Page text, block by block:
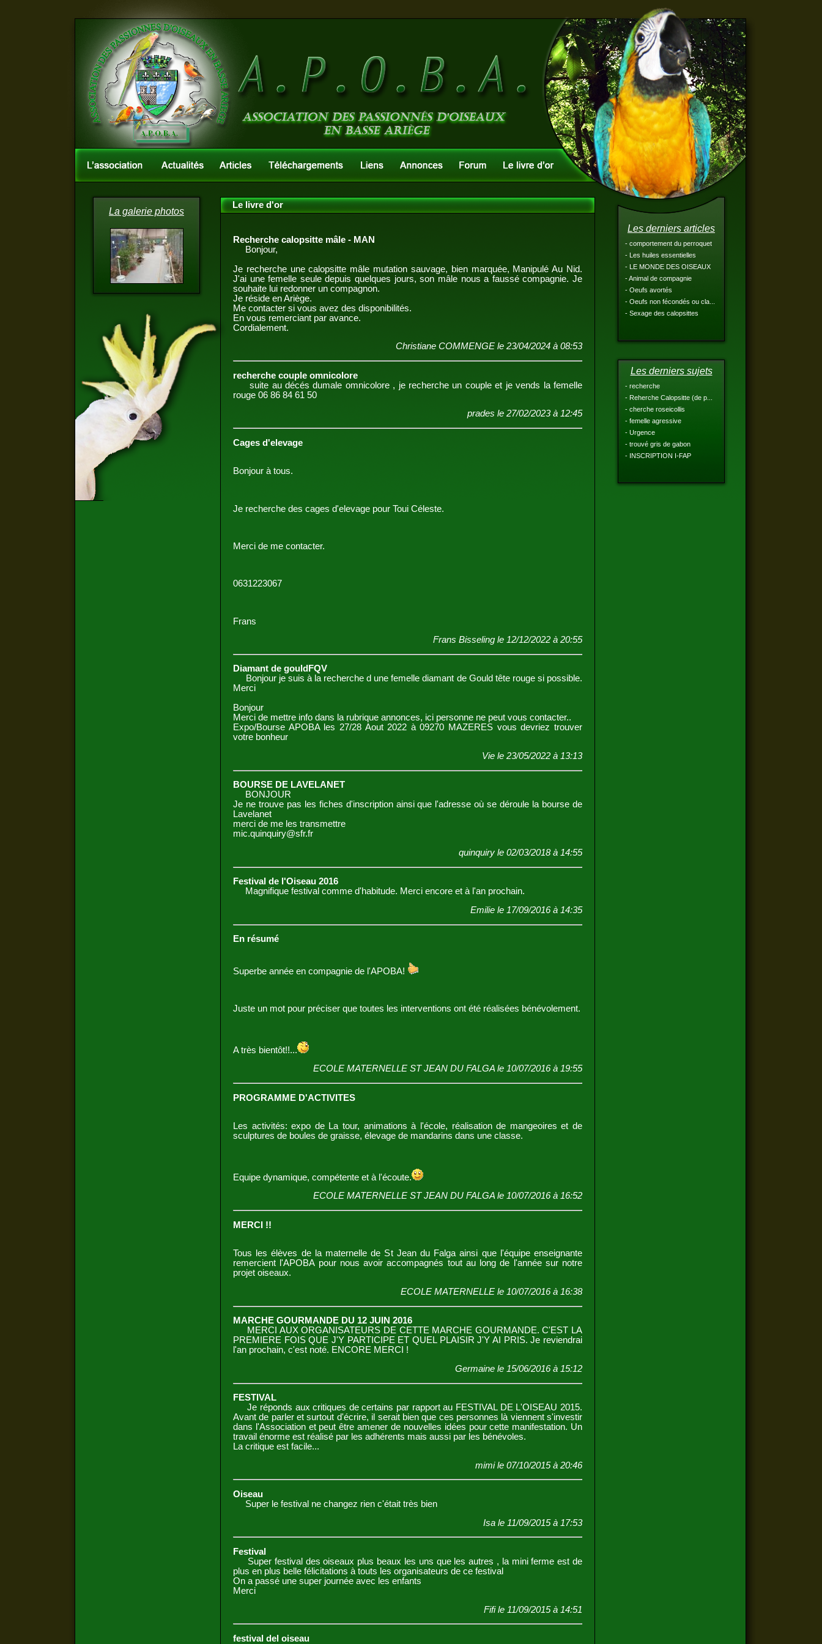
La galerie photos
Le livre d'or
Recherche calopsitte mâle - MAN
Bonjour,
Je recherche une calopsitte mâle mutation sauvage, bien marquée, Manipulé Au Nid.
J'ai une femelle seule depuis quelques jours, son mâle nous a faussé compagnie. Je
souhaite lui redonner un compagnon.
Je réside en Ariège.
Me contacter si vous avez des disponibilités.
En vous remerciant par avance.
Cordialement.
Christiane COMMENGE le 23/04/2024 à 08:53
recherche couple omnicolore
suite au décés dumale omnicolore , je recherche un couple et je vends la femelle
rouge 06 86 84 61 50
prades le 27/02/2023 à 12:45
Cages d'elevage
Bonjour à tous.
Je recherche des cages d'elevage pour Toui Céleste.
Merci de me contacter.
0631223067
Frans
Frans Bisseling le 12/12/2022 à 20:55
Diamant de gouldFQV
Bonjour je suis à la recherche d une femelle diamant de Gould tête rouge si possible.
Merci
Bonjour
Merci de mettre info dans la rubrique annonces, ici personne ne peut vous contacter..
Expo/Bourse APOBA les 27/28 Aout 2022 à 09270 MAZERES vous devriez trouver
votre bonheur
Vie le 23/05/2022 à 13:13
BOURSE DE LAVELANET
BONJOUR
Je ne trouve pas les fiches d'inscription ainsi que l'adresse où se déroule la bourse de
Lavelanet
merci de me les transmettre
mic.quinquiry@sfr.fr
quinquiry le 02/03/2018 à 14:55
Festival de l'Oiseau 2016
Magnifique festival comme d'habitude. Merci encore et à l'an prochain.
Emilie le 17/09/2016 à 14:35
En résumé
Superbe année en compagnie de l'APOBA!
Juste un mot pour préciser que toutes les interventions ont été réalisées bénévolement.
A très bientôt!!...
ECOLE MATERNELLE ST JEAN DU FALGA le 10/07/2016 à 19:55
PROGRAMME D'ACTIVITES
Les activités: expo de La tour, animations à l'école, réalisation de mangeoires et de
sculptures de boules de graisse, élevage de mandarins dans une classe.
Equipe dynamique, compétente et à l'écoute.
ECOLE MATERNELLE ST JEAN DU FALGA le 10/07/2016 à 16:52
MERCI !!
Tous les élèves de la maternelle de St Jean du Falga ainsi que l'équipe enseignante
remercient l'APOBA pour nous avoir accompagnés tout au long de l'année sur notre
projet oiseaux.
ECOLE MATERNELLE le 10/07/2016 à 16:38
MARCHE GOURMANDE DU 12 JUIN 2016
MERCI AUX ORGANISATEURS DE CETTE MARCHE GOURMANDE. C'EST LA
PREMIERE FOIS QUE J'Y PARTICIPE ET QUEL PLAISIR J'Y AI PRIS. Je reviendrai
l'an prochain, c'est noté. ENCORE MERCI !
Germaine le 15/06/2016 à 15:12
FESTIVAL
Je réponds aux critiques de certains par rapport au FESTIVAL DE L'OISEAU 2015.
Avant de parler et surtout d'écrire, il serait bien que ces personnes là viennent s'investir
dans l'Association et peut être amener de nouvelles idées pour cette manifestation. Un
travail énorme est réalisé par les adhérents mais aussi par les bénévoles.
La critique est facile...
mimi le 07/10/2015 à 20:46
Oiseau
Super le festival ne changez rien c'était très bien
Isa le 11/09/2015 à 17:53
Festival
Super festival des oiseaux plus beaux les uns que les autres , la mini ferme est de
plus en plus belle félicitations à touts les organisateurs de ce festival
On a passé une super journée avec les enfants
Merci
Fifi le 11/09/2015 à 14:51
festival del oiseau
Les derniers articles
- comportement du perroquet
- Les huiles essentielles
- LE MONDE DES OISEAUX
- Animal de compagnie
- Oeufs avortés
- Oeufs non fécondés ou cla...
- Sexage des calopsittes
Les derniers sujets
- recherche
- Reherche Calopsitte (de p...
- cherche roseicollis
- femelle agressive
- Urgence
- trouvé gris de gabon
- INSCRIPTION I-FAP